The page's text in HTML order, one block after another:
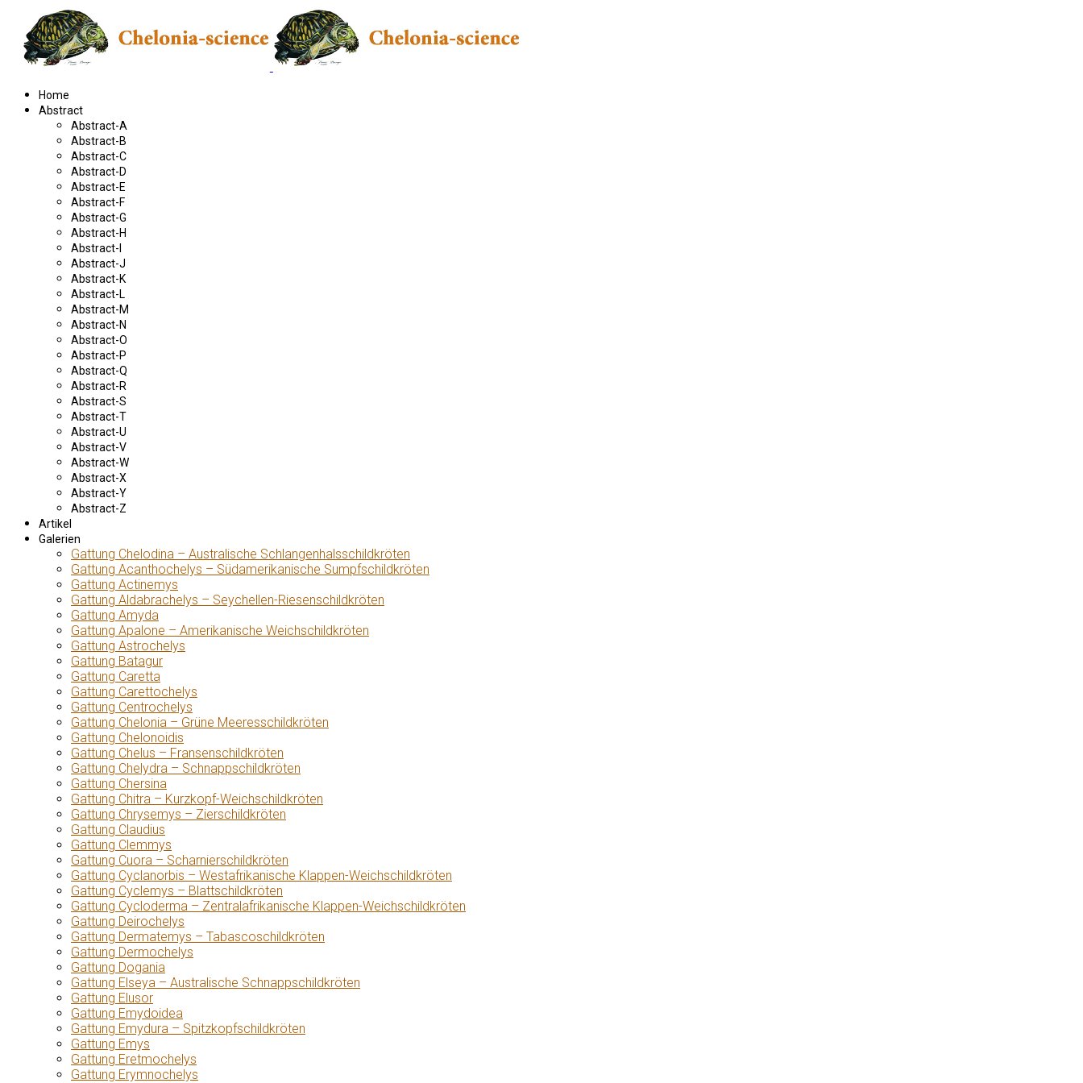
Home
Abstract
Abstract-A
Abstract-B
Abstract-C
Abstract-D
Abstract-E
Abstract-F
Abstract-G
Abstract-H
Abstract-I
Abstract-J
Abstract-K
Abstract-L
Abstract-M
Abstract-N
Abstract-O
Abstract-P
Abstract-Q
Abstract-R
Abstract-S
Abstract-T
Abstract-U
Abstract-V
Abstract-W
Abstract-X
Abstract-Y
Abstract-Z
Artikel
Galerien
Gattung Chelodina – Australische Schlangenhalsschildkröten
Gattung Acanthochelys – Südamerikanische Sumpfschildkröten
Gattung Actinemys
Gattung Aldabrachelys – Seychellen-Riesenschildkröten
Gattung Amyda
Gattung Apalone – Amerikanische Weichschildkröten
Gattung Astrochelys
Gattung Batagur
Gattung Caretta
Gattung Carettochelys
Gattung Centrochelys
Gattung Chelonia – Grüne Meeresschildkröten
Gattung Chelonoidis
Gattung Chelus – Fransenschildkröten
Gattung Chelydra – Schnappschildkröten
Gattung Chersina
Gattung Chitra – Kurzkopf-Weichschildkröten
Gattung Chrysemys – Zierschildkröten
Gattung Claudius
Gattung Clemmys
Gattung Cuora – Scharnierschildkröten
Gattung Cyclanorbis – Westafrikanische Klappen-Weichschildkröten
Gattung Cyclemys – Blattschildkröten
Gattung Cycloderma – Zentralafrikanische Klappen-Weichschildkröten
Gattung Deirochelys
Gattung Dermatemys – Tabascoschildkröten
Gattung Dermochelys
Gattung Dogania
Gattung Elseya – Australische Schnappschildkröten
Gattung Elusor
Gattung Emydoidea
Gattung Emydura – Spitzkopfschildkröten
Gattung Emys
Gattung Eretmochelys
Gattung Erymnochelys